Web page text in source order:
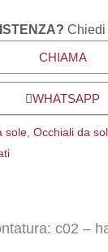
Chiedi
CHIAMA
WHATSAPP
sole Occhiali da
c02 –